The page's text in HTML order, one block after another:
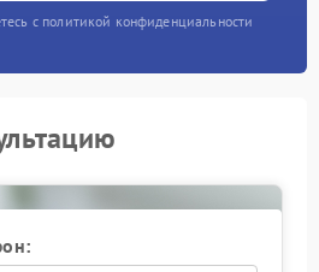
с политикой конфиденциальности